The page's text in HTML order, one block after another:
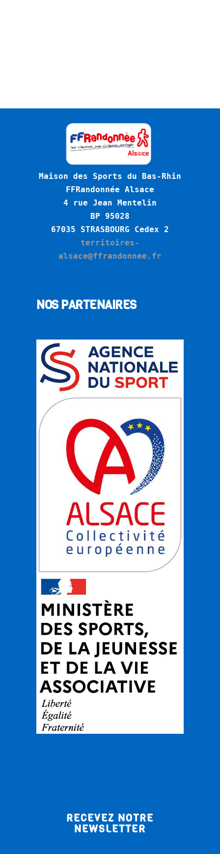
Maison des Sports du Bas-Rhin
FFRandonnée Alsace
4 rue Jean Mentelin
BP 95028
67035 STRASBOURG Cedex 2
territoires-
alsace@ffrandonnee.fr
NOS PARTENAIRES
RECEVEZ NOTRE
NEWSLETTER